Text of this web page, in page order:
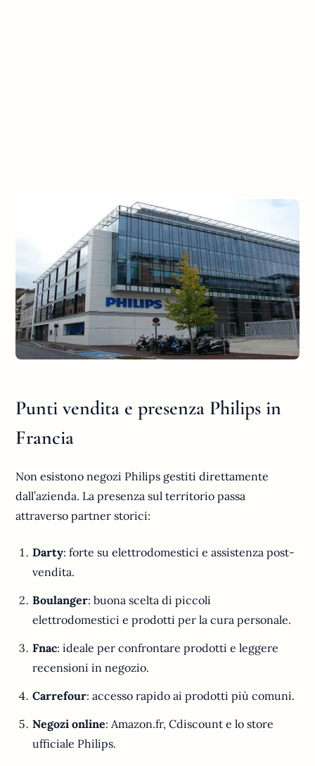
Punti vendita e presenza Philips in
Francia
Non esistono negozi Philips gestiti direttamente
dall’azienda. La presenza sul territorio passa
attraverso partner storici:
Darty: forte su elettrodomestici e assistenza post-
vendita.
Boulanger: buona scelta di piccoli
elettrodomestici e prodotti per la cura personale.
Fnac: ideale per confrontare prodotti e leggere
recensioni in negozio.
Carrefour: accesso rapido ai prodotti più comuni.
Negozi online: Amazon.fr, Cdiscount e lo store
ufficiale Philips.